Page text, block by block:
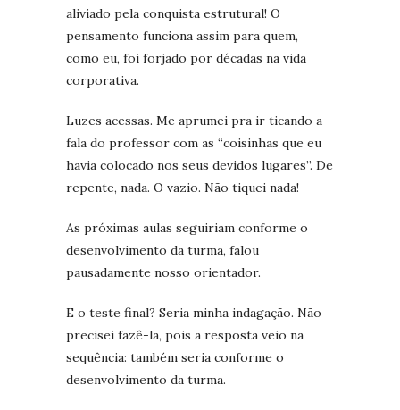
aliviado pela conquista estrutural! O
pensamento funciona assim para quem,
como eu, foi forjado por décadas na vida
corporativa.
Luzes acessas. Me aprumei pra ir ticando a
fala do professor com as “coisinhas que eu
havia colocado nos seus devidos lugares”. De
repente, nada. O vazio. Não tiquei nada!
As próximas aulas seguiriam conforme o
desenvolvimento da turma, falou
pausadamente nosso orientador.
E o teste final? Seria minha indagação. Não
precisei fazê-la, pois a resposta veio na
sequência: também seria conforme o
desenvolvimento da turma.